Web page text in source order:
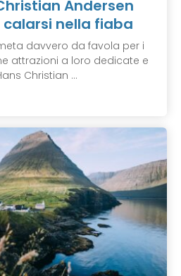
Andersen
nella fiaba
davvero da favola per i
attrazioni a loro dedicate e
Christian ...